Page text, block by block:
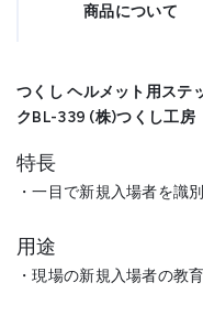
商品について
つくし ヘルメット用ステ
クBL-339 (株)つくし工房
特長
・一目で新規入場者を識
用途
・現場の新規入場者の教